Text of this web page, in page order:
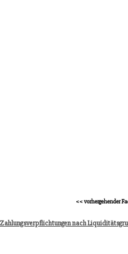
<< vorhergehender
Zahlungsverpflichtungen nach